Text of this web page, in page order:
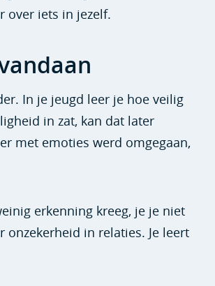
over iets in jezelf.
In je jeugd leer je hoe veilig
in zat, kan dat later
met emoties werd omgegaan,
erkenning kreeg, je je niet
onzekerheid in relaties. Je leert